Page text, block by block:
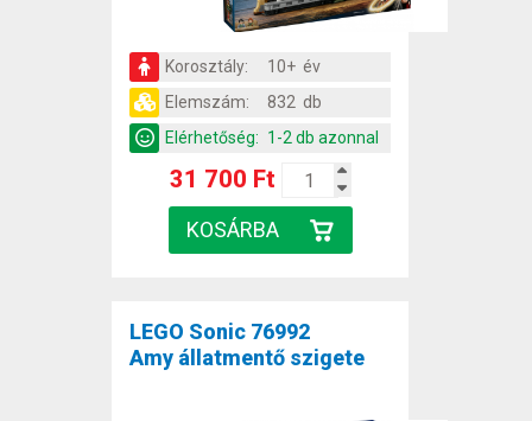
Korosztály:
10+ év
Elemszám:
832 db
Elérhetőség: 1-2 db azonnal
31 700 Ft
LEGO Sonic 76992
Amy állatmentő szigete